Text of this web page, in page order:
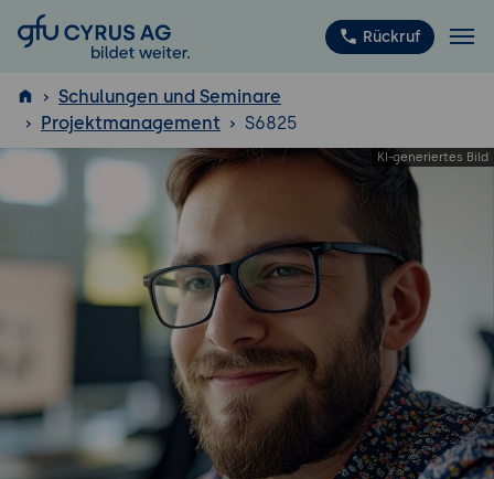
GFU Cyrus AG Rückruf
ISTQB
Schulungen und Seminare
Projektmanagement
S6825